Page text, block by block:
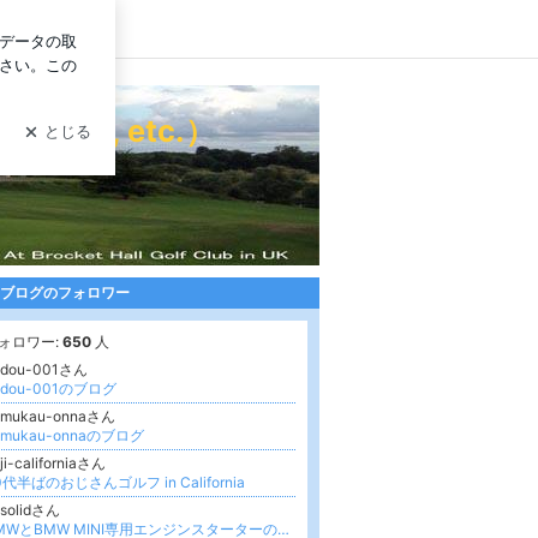
け（猫, etc.）
ログのフォロワー
ロワー: 650 人
001さん
001のブログ
onnaさん
onnaのブログ
californiaさん
半ばのおじさんゴルフ in California
さん
BMWとBMW MINI専用エンジンスターターのアブソリッド